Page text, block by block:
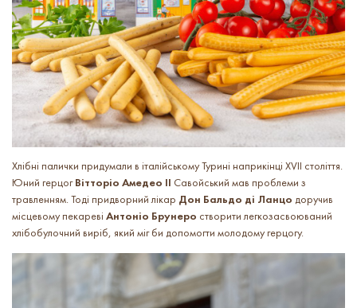
Хлібні палички придумали в італійському Турині наприкінці XVII століття.
Юний герцог Вітторіо Амедео ІІ
Савойський мав проблеми з
травленням. Тоді придворний лікар Дон Бальдо ді Ланцо доручив
місцевому пекареві Антоніо Брунеро створити легкозасвоюваний
хлібобулочний виріб, який міг би допомогти молодому герцогу.